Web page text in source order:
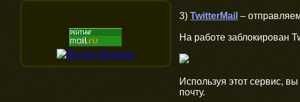
3) TwitterMail –
На работе заблокирован
Используя этот сервис,
почту.